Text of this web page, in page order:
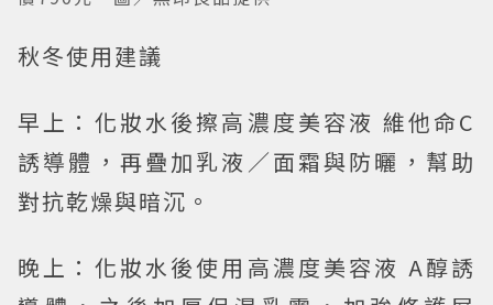
秋冬使用建議
早上：化妝水後擦高濃度美容液 維他命C
誘導體，再疊加乳液／面霜與防曬，幫助
對抗乾燥與暗沉。
晚上：化妝水後使用高濃度美容液 A醇誘